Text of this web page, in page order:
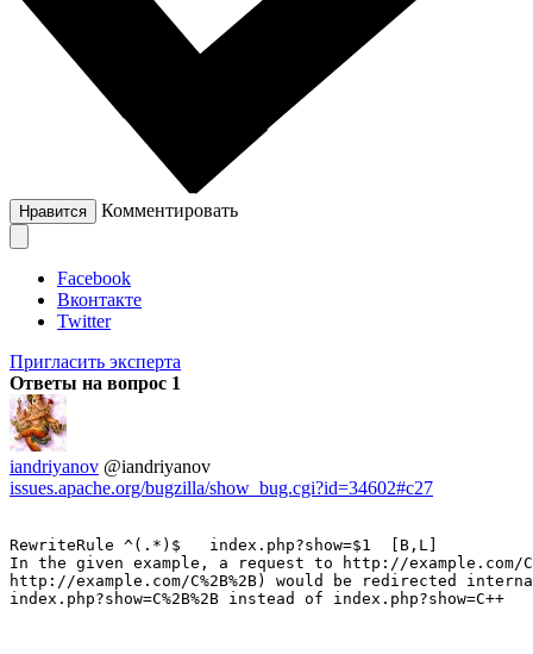
Нравится Комментировать
Facebook
Вконтакте
Twitter
Пригласить эксперта
Ответы на вопрос 1
iandriyanov @iandriyanov
issues.apache.org/bugzilla/show_bug.cgi?id=34602#c27
RewriteRule ^(.*)$   index.php?show=$1	[B,L]
In the given example, a request to http://example.com/
http://example.com/C%2B%2B) would be redirected